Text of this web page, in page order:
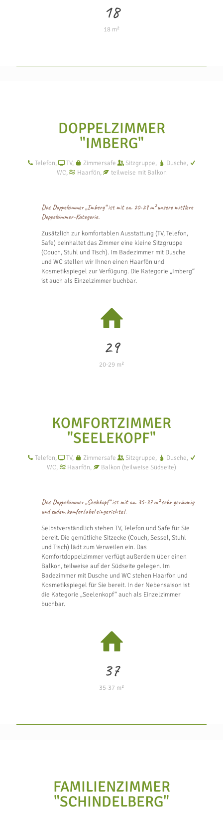
18
18 m²
DOPPELZIMMER
"IMBERG"
Telefon, TV, Zimmersafe Sitzgruppe,
Dusche,
WC,
Haarfön, teilweise mit Balkon
Das Doppelzimmer „Imberg“ ist mit ca. 20-29 m² unsere mittlere
Doppelzimmer-Kategorie.
Zusätzlich zur komfortablen Ausstattung (TV, Telefon,
Safe) beinhaltet das Zimmer eine kleine Sitzgruppe
(Couch, Stuhl und Tisch). Im Badezimmer mit Dusche
und WC stellen wir Ihnen einen Haarfön und
Kosmetikspiegel zur Verfügung. Die Kategorie „Imberg“
ist auch als Einzelzimmer buchbar.
29
20-29 m²
KOMFORTZIMMER
"SEELEKOPF"
Telefon, TV, Zimmersafe Sitzgruppe,
Dusche,
WC,
Haarfön, Balkon (teilweise Südseite)
Das Doppelzimmer „Seelekopf“ ist mit ca. 35-37 m² sehr geräumig
und zudem komfortabel eingerichtet.
Selbstverständlich stehen TV, Telefon und Safe für Sie
bereit. Die gemütliche Sitzecke (Couch, Sessel, Stuhl
und Tisch) lädt zum Verweilen ein. Das
Komfortdoppelzimmer verfügt außerdem über einen
Balkon, teilweise auf der Südseite gelegen. Im
Badezimmer mit Dusche und WC stehen Haarfön und
Kosmetikspiegel für Sie bereit. In der Nebensaison ist
die Kategorie „Seelenkopf“ auch als Einzelzimmer
buchbar.
37
35-37 m²
FAMILIENZIMMER
"SCHINDELBERG"